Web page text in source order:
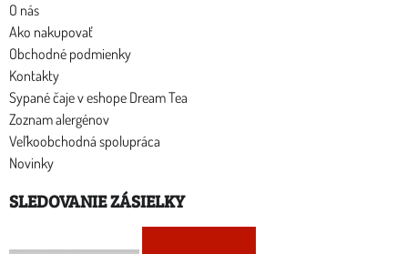
O nás
Ako nakupovať
Obchodné podmienky
Kontakty
Sypané čaje v eshope Dream Tea
Zoznam alergénov
Veľkoobchodná spolupráca
Novinky
SLEDOVANIE ZÁSIELKY